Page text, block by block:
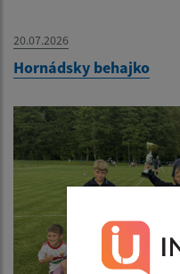
20.07.2026
Hornádsky behajko